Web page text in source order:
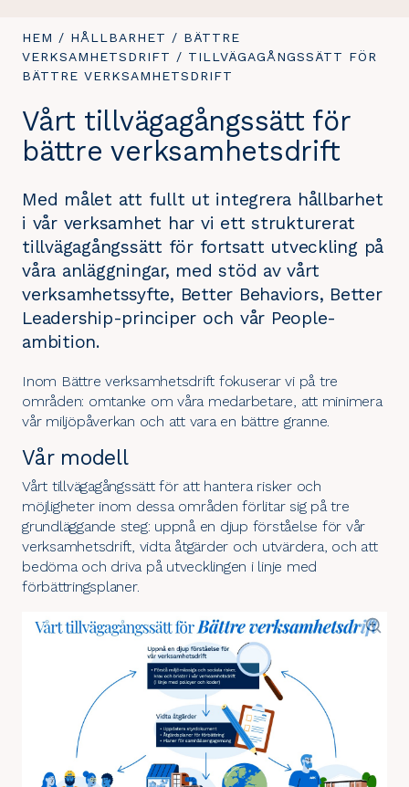
DU
ÄR
HÄR:
HEM / HÅLLBARHET / BÄTTRE
VERKSAMHETSDRIFT / DU
ÄR
TILLVÄGAGÅNGSSÄTT FÖR
BÄTTRE VERKSAMHETSDRIFT
Vårt tillvägagångssätt för
bättre verksamhetsdrift
Med målet att fullt ut integrera hållbarhet
i vår verksamhet har vi ett strukturerat
tillvägagångssätt för fortsatt utveckling på
våra anläggningar, med stöd av vårt
verksamhetssyfte, Better Behaviors, Better
Leadership-principer och vår People-
ambition.
Inom Bättre verksamhetsdrift fokuserar vi på tre
områden: omtanke om våra medarbetare, att minimera
vår miljöpåverkan och att vara en bättre granne.
Vår modell
Vårt tillvägagångssätt för att hantera risker och
möjligheter inom dessa områden förlitar sig på tre
grundläggande steg: uppnå en djup förståelse för vår
verksamhetsdrift, vidta åtgärder och utvärdera, och att
bedöma och driva på utvecklingen i linje med
förbättringsplaner.